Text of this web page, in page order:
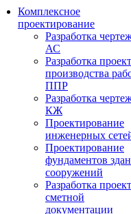
Комплексное
проектирование
Разработка
АС
Разработка
производства
ППР
Разработка
КЖ
Проектирование
инженерных
Проектирование
фундаментов
сооружений
Разработка
сметной
документации